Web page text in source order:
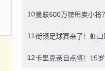
10
11 街镇足球赛来了！虹
12